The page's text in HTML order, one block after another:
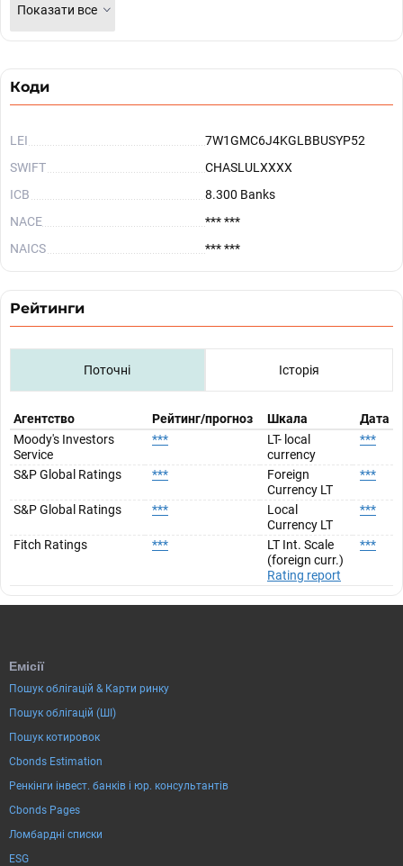
Показати все
Коди
LEI
7W1GMC6J4KGLBBUSYP52
SWIFT
CHASLULXXXX
ICB
8.300 Banks
NACE
*** ***
NAICS
*** ***
Рейтинги
Поточні Історія
Агентство Рейтинг/прогноз Шкала
Дата
Moody's Investors
Service
***
LT- local
currency
***
S&P Global Ratings ***
Foreign
Currency LT
***
S&P Global Ratings ***
Local
Currency LT
***
Fitch Ratings ***
LT Int. Scale
(foreign curr.)
Rating report
***
Емісії
Пошук облігацій & Карти ринку
Пошук облігацій (ШІ)
Пошук котировок
Cbonds Estimation
Ренкінги інвест. банків і юр. консультантів
Cbonds Pages
Ломбардні списки
ESG